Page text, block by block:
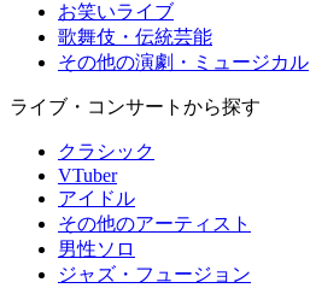
お笑いライブ
歌舞伎・伝統芸能
その他の演劇・ミュージカル
ライブ・コンサートから探す
クラシック
VTuber
アイドル
その他のアーティスト
男性ソロ
ジャズ・フュージョン